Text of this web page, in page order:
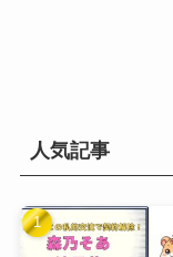
人気記事